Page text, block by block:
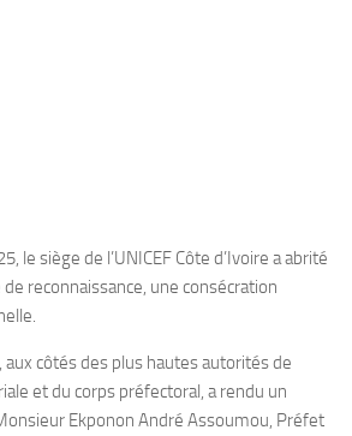
le siège de l’UNICEF Côte d’Ivoire a abrité
reconnaissance, une consécration
aux côtés des plus hautes autorités de
et du corps préfectoral, a rendu un
Ekponon André Assoumou, Préfet